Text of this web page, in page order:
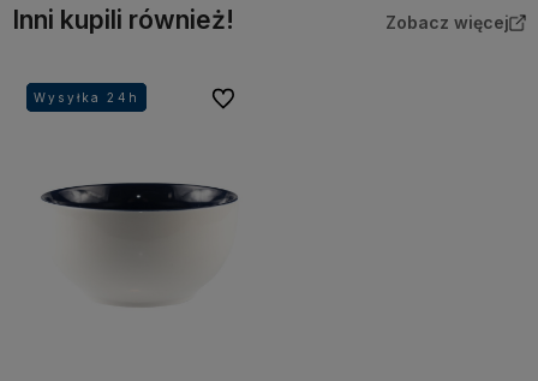
Inni kupili również! Zobacz więcej
Wysyłka 24h
Wysyłka 24h
Wysyłka 24h
Wysyłka 24h Do ulubionych